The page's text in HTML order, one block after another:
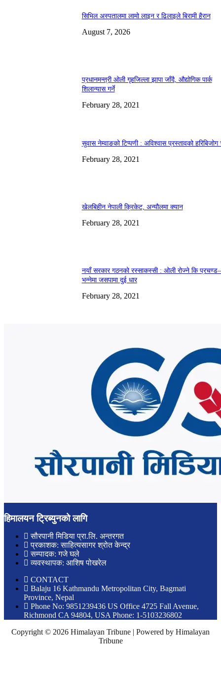
सिभिल अस्पतालमा लामो लाइन र ढिलाइले बिरामी हैरान
August 7, 2026
प्रधानमन्त्री ओली गृहजिल्ला झापा जाँदै, औद्योगिक पार्क
शिलान्यास गर्ने
February 28, 2021
सुवास नेम्वाङको टिप्पणी : अविश्वास प्रस्तावको हरिबिजोग
February 28, 2021
खेलबिहीन नेपाली क्रिकेट, अन्यौलमा क्यान
February 28, 2021
नयाँ सरकार गठनको रस्साकस्सी : ओली रोज्ने कि
भन्नेमा जसपामा दुई धार
February 28, 2021
हिमालयन ट्रिब्युनको लागि
सौरपानी मिडिया प्रा.लि. अन्तरगत
प्रकाशक: साहित्यसागर श्रोत केन्द्र
सम्पादक: गजे घले
व्यवस्थापक: आशिष पोखरेल
CONTACT
Balaju 16 Kathmandu Metropolitan City, Bagmati
Province, Nepal
Phone No: 9851239436 US Office 4725 Fall Avenue,
Richmond CA 94804, USA Phone: 1-5103236802
Copyright © 2026 Himalayan Tribune | Powered by Himalayan
Tribune